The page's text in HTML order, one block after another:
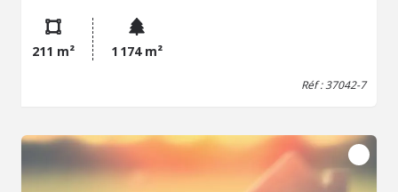
compléter ce niveau. À l'étage, l'espace nuit accueille trois
chambres confortables, idéales pour les enfants ou les
invités, ainsi qu'une salle d'eau avec WC et un dressing.
Pour encore plus de confort, vous découvrirez également
beaux jours en toute sérénité et organiser des moments
conviviaux en extérieur.
211 m² 1 174 m²
Réf : 37042-7